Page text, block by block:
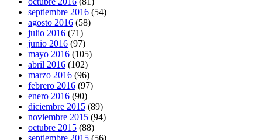
septiembre 2016 (54)
agosto 2016 (58)
julio 2016 (71)
junio 2016 (97)
mayo 2016 (105)
abril 2016 (102)
marzo 2016 (96)
febrero 2016 (97)
enero 2016 (90)
diciembre 2015 (89)
noviembre 2015 (94)
octubre 2015 (88)
septiembre 2015 (56)